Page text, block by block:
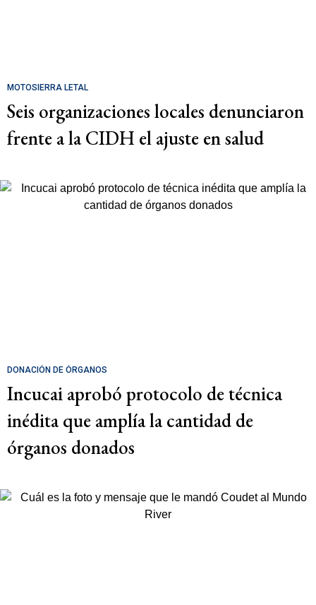
MOTOSIERRA LETAL
Seis organizaciones locales denunciaron
frente a la CIDH el ajuste en salud
DONACIÓN DE ÓRGANOS
Incucai aprobó protocolo de técnica
inédita que amplía la cantidad de
órganos donados